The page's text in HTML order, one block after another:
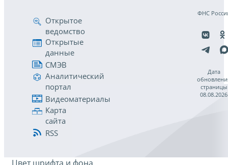
Открытое
ведомство
Открытые
данные
СМЭВ
Аналитический
портал
Видеоматериалы
Карта
сайта
RSS
ФНС
Дата
страницы
08.08.2026